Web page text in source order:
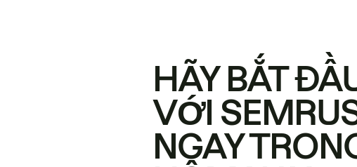
HÃY BẮT
VỚI
NGAY